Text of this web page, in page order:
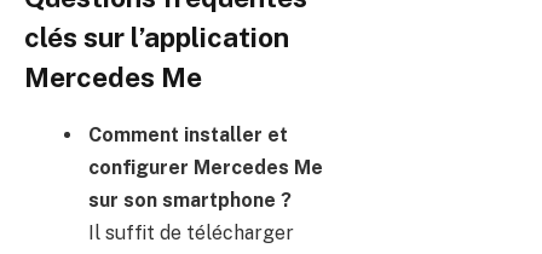
clés sur l’application
Mercedes Me
Comment installer et
configurer Mercedes Me
sur son smartphone ?
Il suffit de télécharger